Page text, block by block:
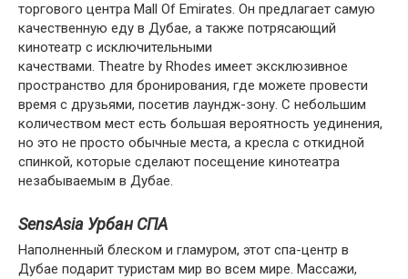
торгового центра Mall Of Emirates. Он предлагает самую
качественную еду в Дубае, а также потрясающий
кинотеатр с исключительными
качествами. Theatre by Rhodes имеет эксклюзивное
пространство для бронирования, где можете провести
время с друзьями, посетив лаундж-зону. С небольшим
количеством мест есть большая вероятность уединения,
но это не просто обычные места, а кресла с откидной
спинкой, которые сделают посещение кинотеатра
незабываемым в Дубае.
SensAsia Урбан СПА
Наполненный блеском и гламуром, этот спа-центр в
Дубае подарит туристам мир во всем мире. Массажи,